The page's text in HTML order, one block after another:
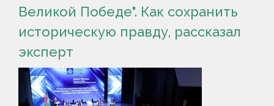
Великой Победе". Как сохранить
историческую правду, рассказал
эксперт